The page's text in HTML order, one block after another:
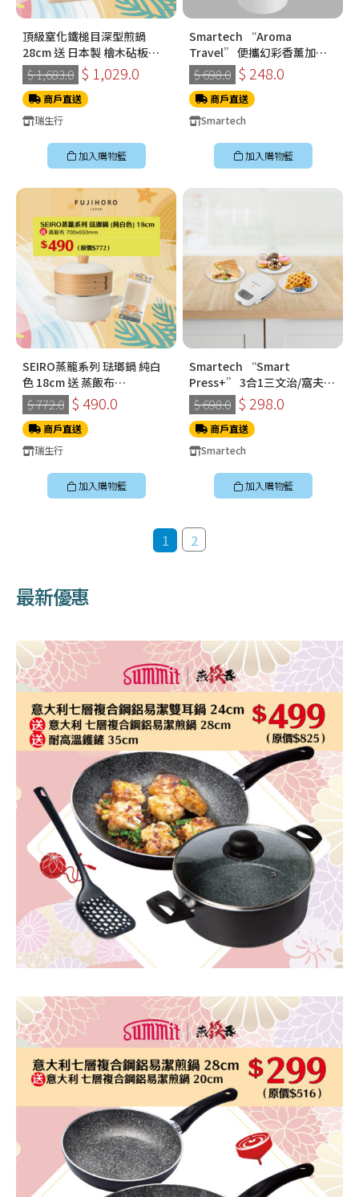
頂級窒化鐵槌目深型煎鍋
28cm 送 日本製 檜木砧板
360*210*15mm
$ 1,683.0 $ 1,029.0
商戶直送
瑞生行
加入購物籃
Smartech “Aroma
Travel” 便攜幻彩香薰加濕
機 (N70)
$ 698.0 $ 248.0
商戶直送
Smartech
加入購物籃
SEIRO蒸籠系列 琺瑯鍋 純白
色 18cm 送 蒸飯布
700x650mm
$ 772.0 $ 490.0
商戶直送
瑞生行
加入購物籃
Smartech “Smart
Press+” 3合1三文治/窩夫/
冬甩機 SM-2228
$ 698.0 $ 298.0
商戶直送
Smartech
加入購物籃
1 2
最新優惠